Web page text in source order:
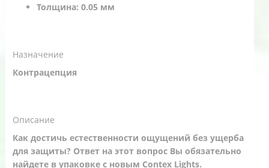
Толщина: 0.05 мм
Назначение
Контрацепция
Описание
Как достичь естественности ощущений без ущерба
для защиты? Ответ на этот вопрос Вы обязательно
найдете в упаковке с новым Contex Lights.